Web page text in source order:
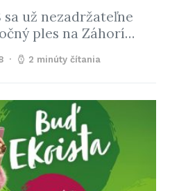
sa už nezadržateľne
ples na Záhorí…
2 minúty čítania